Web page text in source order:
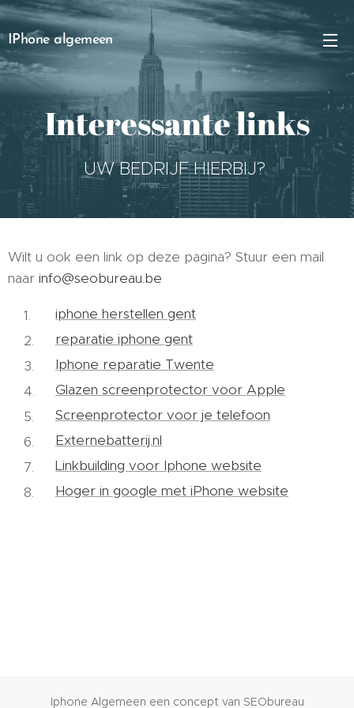
IPhone algemeen
Interessante links
UW BEDRIJF HIERBIJ?
Wilt u ook een link op deze pagina? Stuur een mail
naar info@seobureau.be
iphone herstellen gent
reparatie iphone gent
Iphone reparatie Twente
Glazen screenprotector voor Apple
Screenprotector voor je telefoon
Externebatterij.nl
Linkbuilding voor Iphone website
Hoger in google met iPhone website
Iphone Algemeen een concept van SEObureau